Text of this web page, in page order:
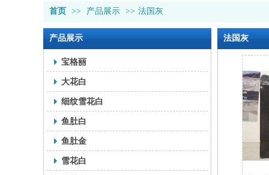
首页 >> 产品展示 >> 法国灰
产品展示
宝格丽
大花白
细纹雪花白
鱼肚白
鱼肚金
雪花白
法国灰